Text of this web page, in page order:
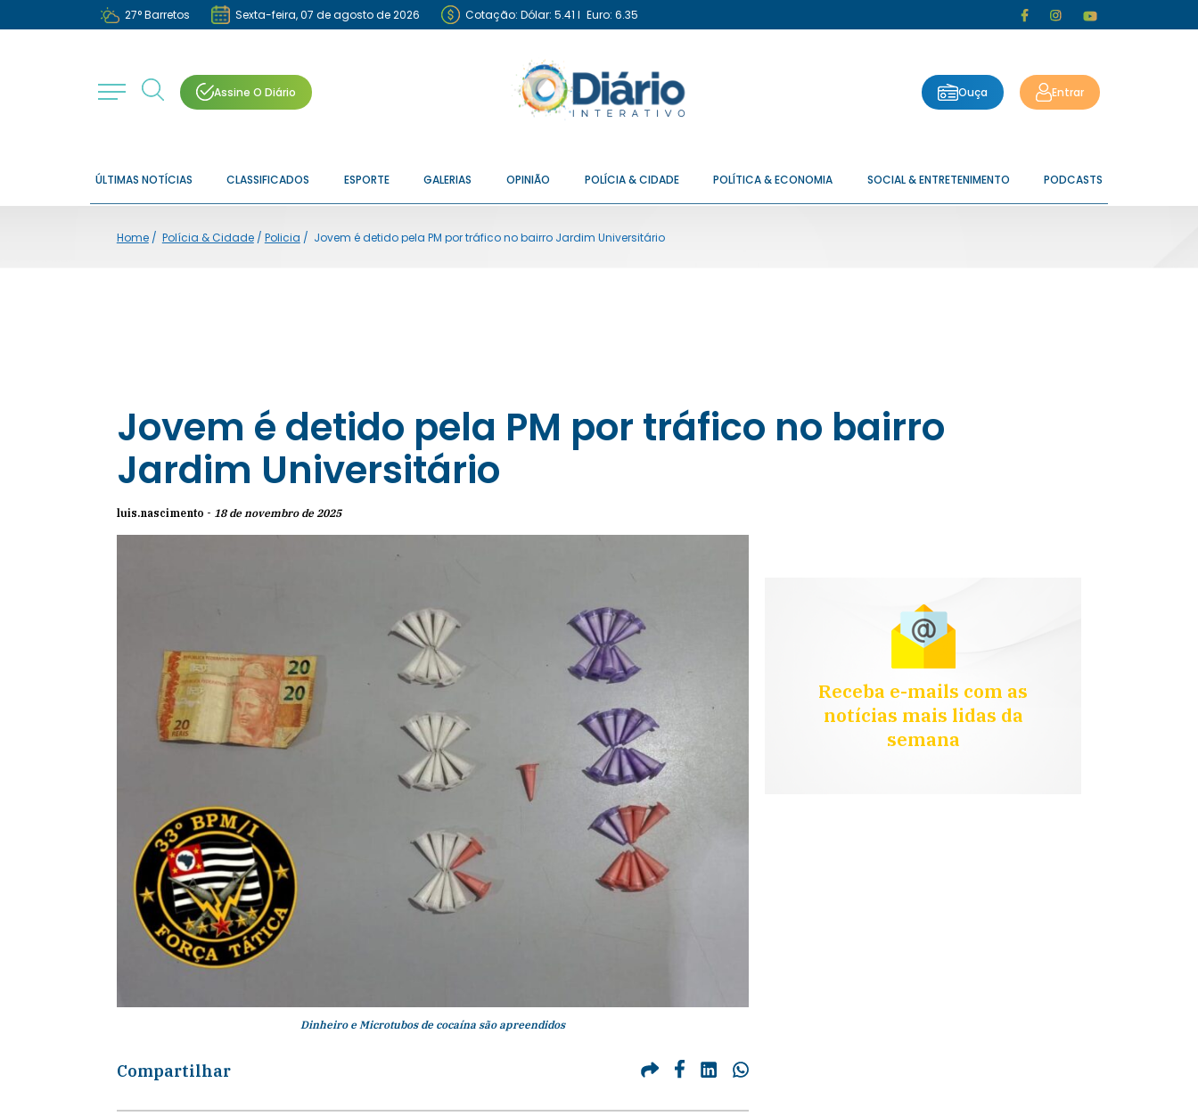
27°Barretos Sexta-feira, 07 de agosto de 2026 Cotação: Dólar: 5.41 I Euro: 6.35
Assine O Diário Ouça Entrar
ÚLTIMAS NOTÍCIAS CLASSIFICADOS ESPORTE GALERIAS OPINIÃO POLÍCIA & CIDADE POLÍTICA & ECONOMIA SOCIAL & ENTRETENIMENTO PODCASTS
Home/ Polícia & Cidade/ Policia / Jovem é detido pela PM por tráfico no bairro Jardim Universitário
Jovem é detido pela PM por tráfico no bairro
Jardim Universitário
luis.nascimento - 18 de novembro de 2025
Dinheiro e Microtubos de cocaína são apreendidos
Compartilhar
Receba e-mails com as
notícias mais lidas da
semana